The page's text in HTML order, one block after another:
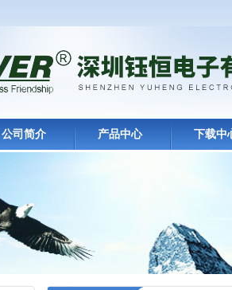
公司简介 产品中心 下载中